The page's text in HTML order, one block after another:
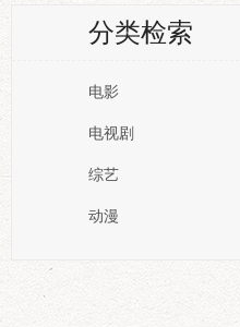
分类检索
电影
电视剧
综艺
动漫